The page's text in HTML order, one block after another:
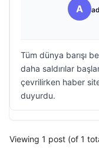
A
Tüm dünya barışı
daha saldırılar
çevrilirken haber
duyurdu.
Viewing 1 post (of 1